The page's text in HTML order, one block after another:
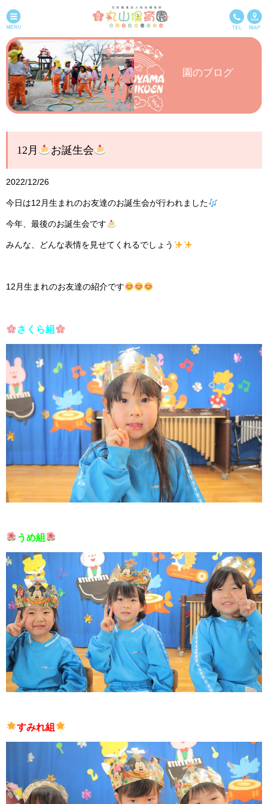
園のブログ
12月 お誕生会
2022/12/26
今日は12月生まれのお友達のお誕生会が行われました
今年、最後のお誕生会です
みんな、どんな表情を見せてくれるでしょう
12月生まれのお友達の紹介です
さくら組
うめ組
すみれ組